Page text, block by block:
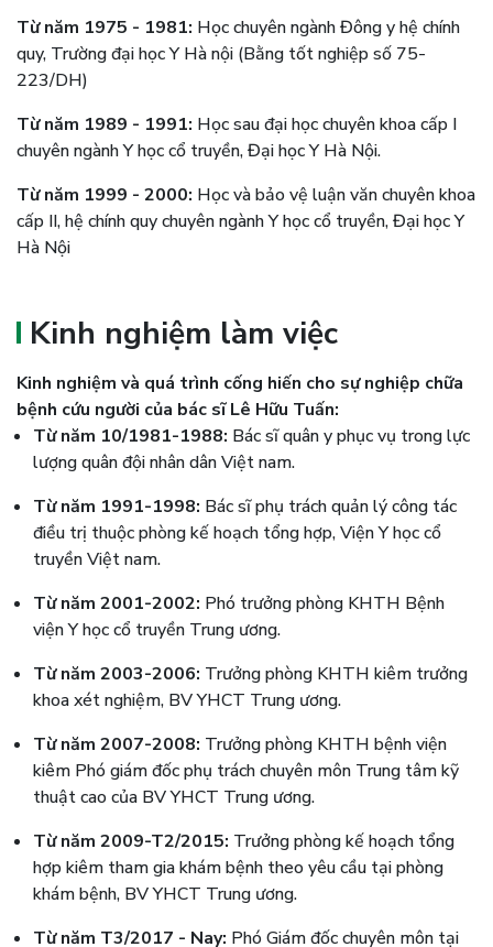
Từ năm 1975 - 1981: Học chuyên ngành Đông y hệ chính
quy, Trường đại học Y Hà nội (Bằng tốt nghiệp số 75-
223/DH)
Từ năm 1989 - 1991: Học sau đại học chuyên khoa cấp I
chuyên ngành Y học cổ truyền, Đại học Y Hà Nội.
Từ năm 1999 - 2000: Học và bảo vệ luận văn chuyên khoa
cấp II, hệ chính quy chuyên ngành Y học cổ truyền, Đại học Y
Hà Nội
Kinh nghiệm làm việc
Kinh nghiệm và quá trình cống hiến cho sự nghiệp chữa
bệnh cứu người của bác sĩ Lê Hữu Tuấn:
Từ năm 10/1981-1988: Bác sĩ quân y phục vụ trong lực
lượng quân đội nhân dân Việt nam.
Từ năm 1991-1998: Bác sĩ phụ trách quản lý công tác
điều trị thuộc phòng kế hoạch tổng hợp, Viện Y học cổ
truyền Việt nam.
Từ năm 2001-2002: Phó trưởng phòng KHTH Bệnh
viện Y học cổ truyền Trung ương.
Từ năm 2003-2006: Trưởng phòng KHTH kiêm trưởng
khoa xét nghiệm, BV YHCT Trung ương.
Từ năm 2007-2008: Trưởng phòng KHTH bệnh viện
kiêm Phó giám đốc phụ trách chuyên môn Trung tâm kỹ
thuật cao của BV YHCT Trung ương.
Từ năm 2009-T2/2015: Trưởng phòng kế hoạch tổng
hợp kiêm tham gia khám bệnh theo yêu cầu tại phòng
khám bệnh, BV YHCT Trung ương.
Từ năm T3/2017 - Nay: Phó Giám đốc chuyên môn tại